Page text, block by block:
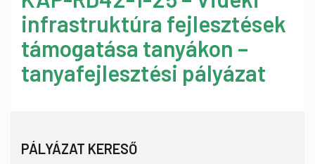
infrastruktúra fejlesztések
támogatása tanyákon –
tanyafejlesztési pályázat
PÁLYÁZAT KERESŐ